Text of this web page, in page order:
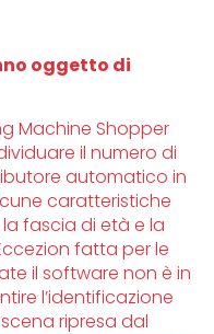
oggetto di
Machine Shopper
il numero di
automatico in
caratteristiche
la fascia di età e la
fatta per le
il software non è in
l’identificazione
ripresa dal